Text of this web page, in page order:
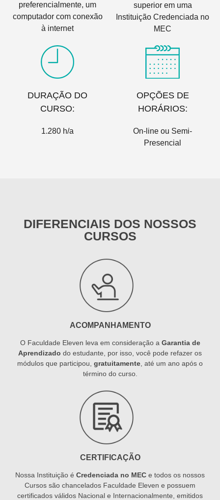
preferencialmente, um
computador com conexão
à internet
superior em uma
Instituição Credenciada no
MEC
DURAÇÃO DO
CURSO:
1.280 h/a
OPÇÕES DE
HORÁRIOS:
On-line ou Semi-
Presencial
DIFERENCIAIS DOS NOSSOS
CURSOS
ACOMPANHAMENTO
O Faculdade Eleven leva em consideração a Garantia de
Aprendizado do estudante, por isso, você pode refazer os
módulos que participou, gratuitamente, até um ano após o
término do curso.
CERTIFICAÇÃO
Nossa Instituição é Credenciada no MEC e todos os nossos
Cursos são chancelados Faculdade Eleven e possuem
certificados válidos Nacional e Internacionalmente, emitidos